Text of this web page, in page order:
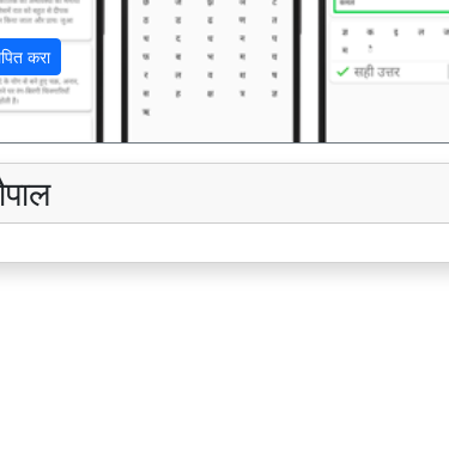
करा